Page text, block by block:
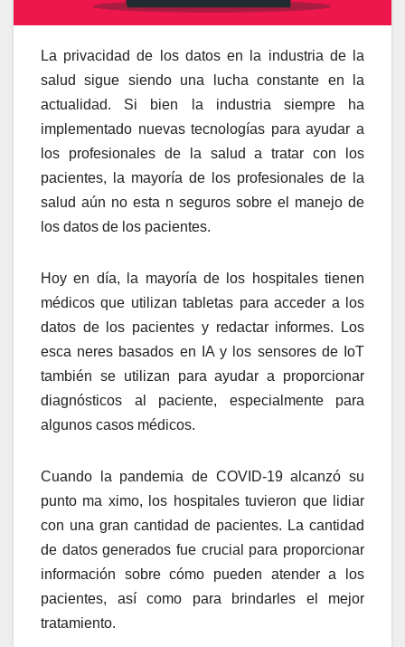
La privacidad de los datos en la industria de la
salud sigue siendo una lucha constante en la
actualidad. Si bien la industria siempre ha
implementado nuevas tecnologías para ayudar a
los profesionales de la salud a tratar con los
pacientes, la mayoría de los profesionales de la
salud aún no esta n seguros sobre el manejo de
los datos de los pacientes.
Hoy en día, la mayoría de los hospitales tienen
médicos que utilizan tabletas para acceder a los
datos de los pacientes y redactar informes. Los
esca neres basados ​​en IA y los sensores de IoT
también se utilizan para ayudar a proporcionar
diagnósticos al paciente, especialmente para
algunos casos médicos.
Cuando la pandemia de COVID-19 alcanzó su
punto ma ximo, los hospitales tuvieron que lidiar
con una gran cantidad de pacientes. La cantidad
de datos generados fue crucial para proporcionar
información sobre cómo pueden atender a los
pacientes, así como para brindarles el mejor
tratamiento.